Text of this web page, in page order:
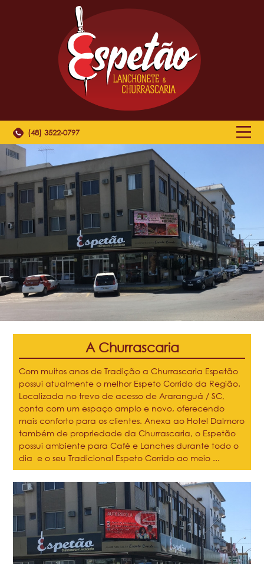
(48) 3522-0797
A Churrascaria
Com muitos anos de Tradição a Churrascaria Espetão
possui atualmente o melhor Espeto Corrido da Região.
Localizada no trevo de acesso de Araranguá / SC,
conta com um espaço amplo e novo, oferecendo
mais conforto para os clientes. Anexa ao Hotel Dalmoro
também de propriedade da Churrascaria, o Espetão
possui ambiente para Café e Lanches durante todo o
dia e o seu Tradicional Espeto Corrido ao meio ...